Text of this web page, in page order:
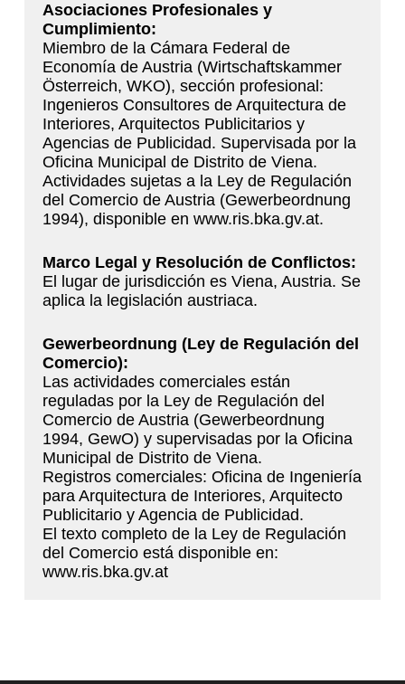
Asociaciones Profesionales y
Cumplimiento:
Miembro de la Cámara Federal de
Economía de Austria (Wirtschaftskammer
Österreich, WKO), sección profesional:
Ingenieros Consultores de Arquitectura de
Interiores, Arquitectos Publicitarios y
Agencias de Publicidad. Supervisada por la
Oficina Municipal de Distrito de Viena.
Actividades sujetas a la Ley de Regulación
del Comercio de Austria (Gewerbeordnung
1994), disponible en www.ris.bka.gv.at.
Marco Legal y Resolución de Conflictos:
El lugar de jurisdicción es Viena, Austria. Se
aplica la legislación austriaca.
Gewerbeordnung (Ley de Regulación del
Comercio):
Las actividades comerciales están
reguladas por la Ley de Regulación del
Comercio de Austria (Gewerbeordnung
1994, GewO) y supervisadas por la Oficina
Municipal de Distrito de Viena.
Registros comerciales: Oficina de Ingeniería
para Arquitectura de Interiores, Arquitecto
Publicitario y Agencia de Publicidad.
El texto completo de la Ley de Regulación
del Comercio está disponible en:
www.ris.bka.gv.at